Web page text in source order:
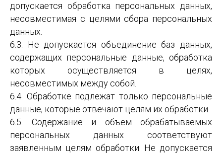
допускается обработка персональных данных,
несовместимая с целями сбора персональных
данных.
6.3. Не допускается объединение баз данных,
содержащих персональные данные, обработка
которых осуществляется в целях,
несовместимых между собой.
6.4. Обработке подлежат только персональные
данные, которые отвечают целям их обработки.
6.5. Содержание и объем обрабатываемых
персональных данных соответствуют
заявленным целям обработки. Не допускается